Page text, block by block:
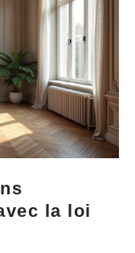
la loi